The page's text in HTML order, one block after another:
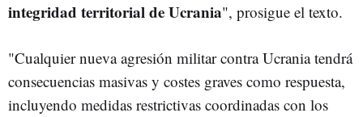
integridad territorial de Ucrania", prosigue el texto.
"Cualquier nueva agresión militar contra Ucrania tendrá
consecuencias masivas y costes graves como respuesta,
incluyendo medidas restrictivas coordinadas con los